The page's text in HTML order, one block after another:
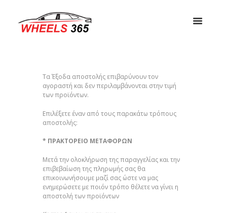
Τα Έξοδα αποστολής επιβαρύνουν τον
αγοραστή και δεν περιλαμβάνονται στην τιμή
των προϊόντων.
Eπιλέξετε έναν από τους παρακάτω τρόπους
αποστολής:
* ΠΡΑΚΤΟΡΕΙΟ ΜΕΤΑΦΟΡΩΝ
Μετά την ολοκλήρωση της παραγγελίας και την
επιβεβαίωση της πληρωμής σας θα
επικοινωνήσουμε μαζί σας ώστε να μας
ενημερώσετε με ποιόν τρόπο θέλετε να γίνει η
αποστολή των προϊόντων